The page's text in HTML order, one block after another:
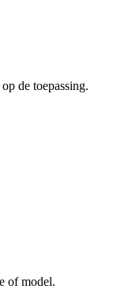
de toepassing.
of model.